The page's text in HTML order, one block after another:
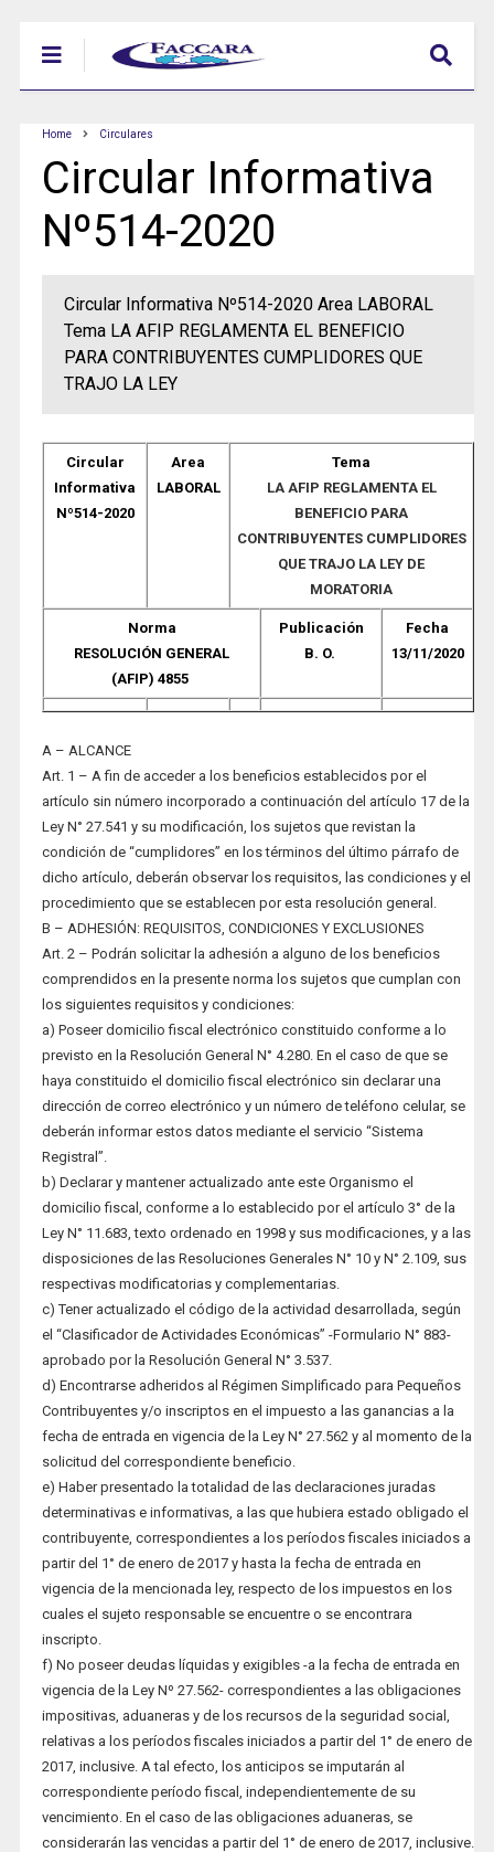
Home Circulares
Circular Informativa
Nº514-2020
Circular Informativa Nº514-2020 Area LABORAL
Tema LA AFIP REGLAMENTA EL BENEFICIO
PARA CONTRIBUYENTES CUMPLIDORES QUE
TRAJO LA LEY
Circular
Informativa
Nº514-2020
Area
LABORAL
Tema
LA AFIP REGLAMENTA EL
BENEFICIO PARA
CONTRIBUYENTES CUMPLIDORES
QUE TRAJO LA LEY DE
MORATORIA
Norma
RESOLUCIÓN GENERAL
(AFIP) 4855
Publicación
B. O.
Fecha
13/11/2020
A – ALCANCE
Art. 1 – A fin de acceder a los beneficios establecidos por el
artículo sin número incorporado a continuación del artículo 17 de la
Ley N° 27.541 y su modificación, los sujetos que revistan la
condición de “cumplidores” en los términos del último párrafo de
dicho artículo, deberán observar los requisitos, las condiciones y el
procedimiento que se establecen por esta resolución general.
B – ADHESIÓN: REQUISITOS, CONDICIONES Y EXCLUSIONES
Art. 2 – Podrán solicitar la adhesión a alguno de los beneficios
comprendidos en la presente norma los sujetos que cumplan con
los siguientes requisitos y condiciones:
a) Poseer domicilio fiscal electrónico constituido conforme a lo
previsto en la Resolución General N° 4.280. En el caso de que se
haya constituido el domicilio fiscal electrónico sin declarar una
dirección de correo electrónico y un número de teléfono celular, se
deberán informar estos datos mediante el servicio “Sistema
Registral”.
b) Declarar y mantener actualizado ante este Organismo el
domicilio fiscal, conforme a lo establecido por el artículo 3° de la
Ley N° 11.683, texto ordenado en 1998 y sus modificaciones, y a las
disposiciones de las Resoluciones Generales N° 10 y N° 2.109, sus
respectivas modificatorias y complementarias.
c) Tener actualizado el código de la actividad desarrollada, según
el “Clasificador de Actividades Económicas” -Formulario N° 883-
aprobado por la Resolución General N° 3.537.
d) Encontrarse adheridos al Régimen Simplificado para Pequeños
Contribuyentes y/o inscriptos en el impuesto a las ganancias a la
fecha de entrada en vigencia de la Ley N° 27.562 y al momento de la
solicitud del correspondiente beneficio.
e) Haber presentado la totalidad de las declaraciones juradas
determinativas e informativas, a las que hubiera estado obligado el
contribuyente, correspondientes a los períodos fiscales iniciados a
partir del 1° de enero de 2017 y hasta la fecha de entrada en
vigencia de la mencionada ley, respecto de los impuestos en los
cuales el sujeto responsable se encuentre o se encontrara
inscripto.
f) No poseer deudas líquidas y exigibles -a la fecha de entrada en
vigencia de la Ley Nº 27.562- correspondientes a las obligaciones
impositivas, aduaneras y de los recursos de la seguridad social,
relativas a los períodos fiscales iniciados a partir del 1° de enero de
2017, inclusive. A tal efecto, los anticipos se imputarán al
correspondiente período fiscal, independientemente de su
vencimiento. En el caso de las obligaciones aduaneras, se
considerarán las vencidas a partir del 1° de enero de 2017, inclusive.